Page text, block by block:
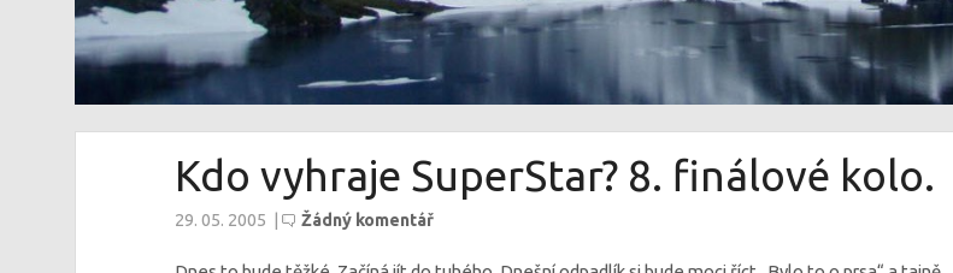
Kdo vyhraje SuperStar? 8. finálové kolo.
29. 05. 2005 Žádný komentář